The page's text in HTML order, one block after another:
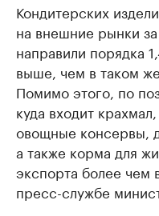
Кондитерских
на внешние рынки
направили порядка
выше, чем в таком
Помимо этого, по
куда входит
овощные консервы,
а также корма для
экспорта более чем
пресс-службе